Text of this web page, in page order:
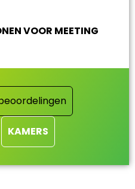
VOOR MEETING
KAMERS